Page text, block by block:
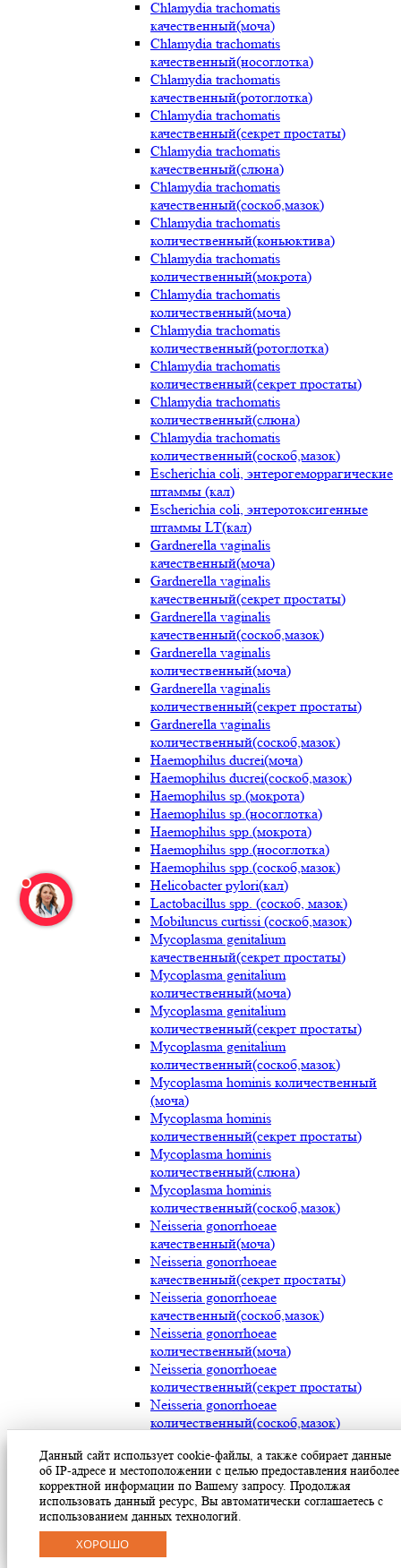
Chlamydia trachomatis
качественный(моча)
Chlamydia trachomatis
качественный(носоглотка)
Chlamydia trachomatis
качественный(ротоглотка)
Chlamydia trachomatis
качественный(секрет простаты)
Chlamydia trachomatis
качественный(слюна)
Chlamydia trachomatis
качественный(соскоб,мазок)
Chlamydia trachomatis
количественный(коньюктива)
Chlamydia trachomatis
количественный(мокрота)
Chlamydia trachomatis
количественный(моча)
Chlamydia trachomatis
количественный(ротоглотка)
Chlamydia trachomatis
количественный(секрет простаты)
Chlamydia trachomatis
количественный(слюна)
Chlamydia trachomatis
количественный(соскоб,мазок)
Escherichia coli, энтерогеморрагические
штаммы (кал)
Escherichia coli, энтеротоксигенные
штаммы LT(кал)
Gardnerella vaginalis
качественный(моча)
Gardnerella vaginalis
качественный(секрет простаты)
Gardnerella vaginalis
качественный(соскоб,мазок)
Gardnerella vaginalis
количественный(моча)
Gardnerella vaginalis
количественный(секрет простаты)
Gardnerella vaginalis
количественный(соскоб,мазок)
Haemophilus ducrei(моча)
Haemophilus ducrei(соскоб,мазок)
Haemophilus sp.(мокрота)
Haemophilus sp.(носоглотка)
Haemophilus spp.(мокрота)
Haemophilus spp.(носоглотка)
Haemophilus spp.(соскоб,мазок)
Helicobacter pylori(кал)
Lactobacillus spp. (соскоб, мазок)
Mobiluncus curtissi (соскоб,мазок)
Mycoplasma genitalium
качественный(секрет простаты)
Mycoplasma genitalium
количественный(моча)
Mycoplasma genitalium
количественный(секрет простаты)
Mycoplasma genitalium
количественный(соскоб,мазок)
Mycoplasma hominis количественный
(моча)
Mycoplasma hominis
количественный(секрет простаты)
Mycoplasma hominis
количественный(слюна)
Mycoplasma hominis
количественный(соскоб,мазок)
Neisseria gonorrhoeae
качественный(моча)
Neisseria gonorrhoeae
качественный(секрет простаты)
Neisseria gonorrhoeae
качественный(соскоб,мазок)
Neisseria gonorrhoeae
количественный(моча)
Neisseria gonorrhoeae
количественный(секрет простаты)
Neisseria gonorrhoeae
количественный(соскоб,мазок)
Streptococcus pyogenes (носоглотка)
Streptococcus pyogenes(мазок с раневой
поверхности)
Treponema pallidum(моча)
Treponema pallidum(секрет простаты)
Данный сайт использует cookie-файлы, а также собирает данные
об IP-адресе и местоположении с целью предоставления наиболее
корректной информации по Вашему запросу. Продолжая
использовать данный ресурс, Вы автоматически соглашаетесь с
использованием данных технологий.
ХОРОШО